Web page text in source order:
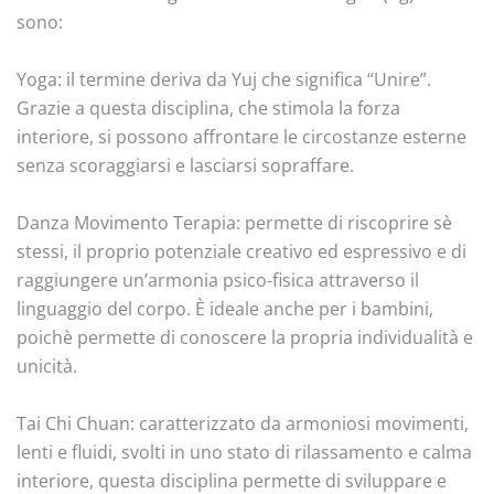
sono:
Yoga: il termine deriva da Yuj che significa “Unire”.
Grazie a questa disciplina, che stimola la forza
interiore, si possono affrontare le circostanze esterne
senza scoraggiarsi e lasciarsi sopraffare.
Danza Movimento Terapia: permette di riscoprire sè
stessi, il proprio potenziale creativo ed espressivo e di
raggiungere un’armonia psico-fisica attraverso il
linguaggio del corpo. È ideale anche per i bambini,
poichè permette di conoscere la propria individualità e
unicità.
Tai Chi Chuan: caratterizzato da armoniosi movimenti,
lenti e fluidi, svolti in uno stato di rilassamento e calma
interiore, questa disciplina permette di sviluppare e